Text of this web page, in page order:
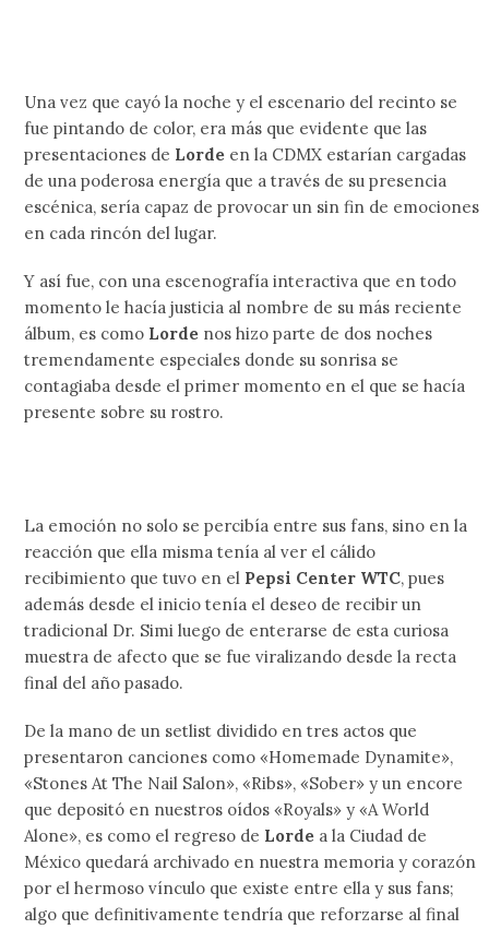
Una vez que cayó la noche y el escenario del recinto se
fue pintando de color, era más que evidente que las
presentaciones de Lorde en la CDMX estarían cargadas
de una poderosa energía que a través de su presencia
escénica, sería capaz de provocar un sin fin de emociones
en cada rincón del lugar.
Y así fue, con una escenografía interactiva que en todo
momento le hacía justicia al nombre de su más reciente
álbum, es como Lorde nos hizo parte de dos noches
tremendamente especiales donde su sonrisa se
contagiaba desde el primer momento en el que se hacía
presente sobre su rostro.
La emoción no solo se percibía entre sus fans, sino en la
reacción que ella misma tenía al ver el cálido
recibimiento que tuvo en el Pepsi Center WTC, pues
además desde el inicio tenía el deseo de recibir un
tradicional Dr. Simi luego de enterarse de esta curiosa
muestra de afecto que se fue viralizando desde la recta
final del año pasado.
De la mano de un setlist dividido en tres actos que
presentaron canciones como «Homemade Dynamite»,
«Stones At The Nail Salon», «Ribs», «Sober» y un encore
que depositó en nuestros oídos «Royals» y «A World
Alone», es como el regreso de Lorde a la Ciudad de
México quedará archivado en nuestra memoria y corazón
por el hermoso vínculo que existe entre ella y sus fans;
algo que definitivamente tendría que reforzarse al final